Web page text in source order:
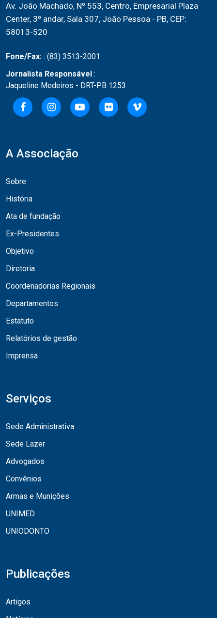
Av. João Machado, Nº 553, Centro, Empresarial Plaza
Center, 3º andar, Sala 307, João Pessoa - PB, CEP:
58013-520
Fone/Fax: : (83) 3513-2001
Jornalista Responsável :
Jaqueline Medeiros - DRT-PB 1253
A Associação
Sobre
História
Ata de fundação
Ex-Presidentes
Objetivo
Diretoria
Coordenadorias Regionais
Departamentos
Estatuto
Relatórios de gestão
Imprensa
Serviços
Sede Administrativa
Sede Lazer
Advogados
Convênios
Armas e Munições
UNIMED
UNIODONTO
Publicações
Artigos